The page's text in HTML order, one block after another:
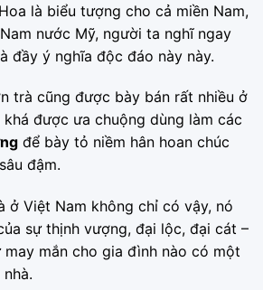
là biểu tượng cho cả miền Nam,
nước Mỹ, người ta nghĩ ngay
đầy ý nghĩa độc đáo này này.
trà cũng được bày bán rất nhiều ở
được ưa chuộng dùng làm các
để bày tỏ niềm hân hoan chúc
đậm.
ở Việt Nam không chỉ có vậy, nó
sự thịnh vượng, đại lộc, đại cát –
may mắn cho gia đình nào có một